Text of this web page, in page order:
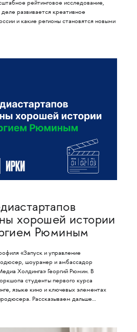
рейтинговое исследование,
развивается креативное
и какие регионы становятся новыми
хорошей истории
Рюминым
«Запуск и управление
шоуранер и амбассадор
Холдинга» Георгий Рюмин. В
студенты первого курса
языке кино и ключевых элементах
Рассказываем дальше…